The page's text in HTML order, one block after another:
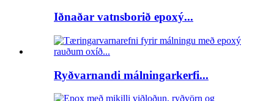
Iðnaðar vatnsborið epoxý...
Ryðvarnandi málningarkerfi...